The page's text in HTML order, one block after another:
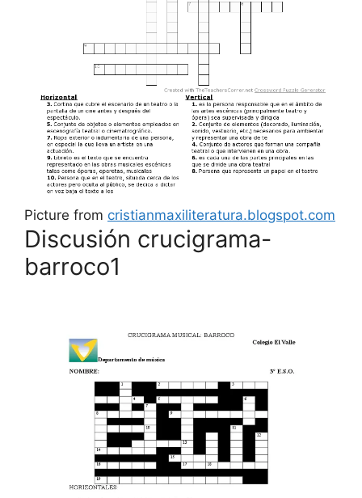
Picture from cristianmaxiliteratura.blogspot.com
Discusión crucigrama-
barroco1